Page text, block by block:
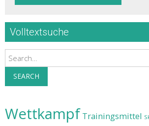
Volltextsuche
Search
SEARCH
Wettkampf Trainingsmittel